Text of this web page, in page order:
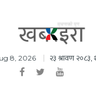
8, 2026 २३ श्रावण २०८३,